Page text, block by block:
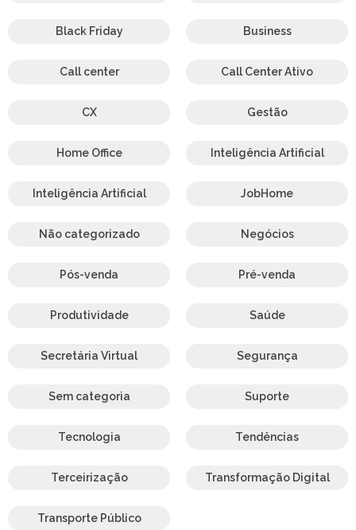
Black Friday Business
Call center Call Center Ativo
CX Gestão
Home Office Inteligência Artificial
Inteligência Artificial JobHome
Não categorizado Negócios
Pós-venda Pré-venda
Produtividade Saúde
Secretária Virtual Segurança
Sem categoria Suporte
Tecnologia Tendências
Terceirização Transformação Digital
Transporte Público